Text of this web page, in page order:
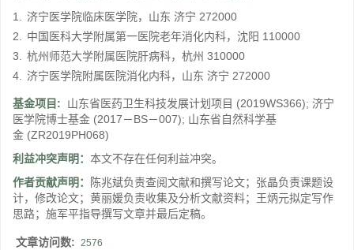
1. 济宁医学院临床医学院，山东 济宁 272000
2. 中国医科大学附属第一医院老年消化内科，沈阳 110000
3. 杭州师范大学附属医院肝病科，杭州 310000
4. 济宁医学院附属医院消化内科，山东 济宁 272000
基金项目: 山东省医药卫生科技发展计划项目 (2019WS366); 济宁
医学院博士基金 (2017－BS－007); 山东省自然科学基
金 (ZR2019PH068)
利益冲突声明： 本文不存在任何利益冲突。
作者贡献声明：
陈兆斌负责查阅文献和撰写论文；张晶负责课题设
计，修改论文；黄丽媛负责收集及分析文献资料；王炳元拟定写作
思路；施军平指导撰写文章并最后定稿。
文章访问数: 2576